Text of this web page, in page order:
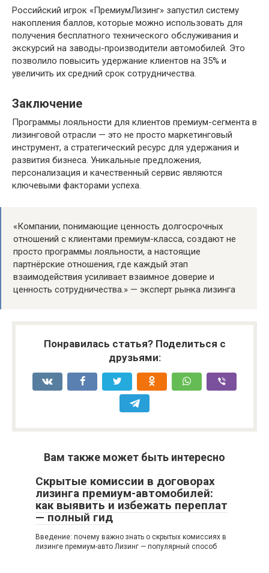
Российский игрок «ПремиумЛизинг» запустил систему
накопления баллов, которые можно использовать для
получения бесплатного технического обслуживания и
экскурсий на заводы-производители автомобилей. Это
позволило повысить удержание клиентов на 35% и
увеличить их средний срок сотрудничества.
Заключение
Программы лояльности для клиентов премиум-сегмента в
лизинговой отрасли — это не просто маркетинговый
инструмент, а стратегический ресурс для удержания и
развития бизнеса. Уникальные предложения,
персонализация и качественный сервис являются
ключевыми факторами успеха.
«Компании, понимающие ценность долгосрочных
отношений с клиентами премиум-класса, создают не
просто программы лояльности, а настоящие
партнёрские отношения, где каждый этап
взаимодействия усиливает взаимное доверие и
ценность сотрудничества.» — эксперт рынка лизинга
Понравилась статья? Поделиться с
друзьями:
Вам также может быть интересно
Скрытые комиссии в договорах
лизинга премиум-автомобилей:
как выявить и избежать переплат
— полный гид
Введение: почему важно знать о скрытых комиссиях в
лизинге премиум-авто Лизинг — популярный способ